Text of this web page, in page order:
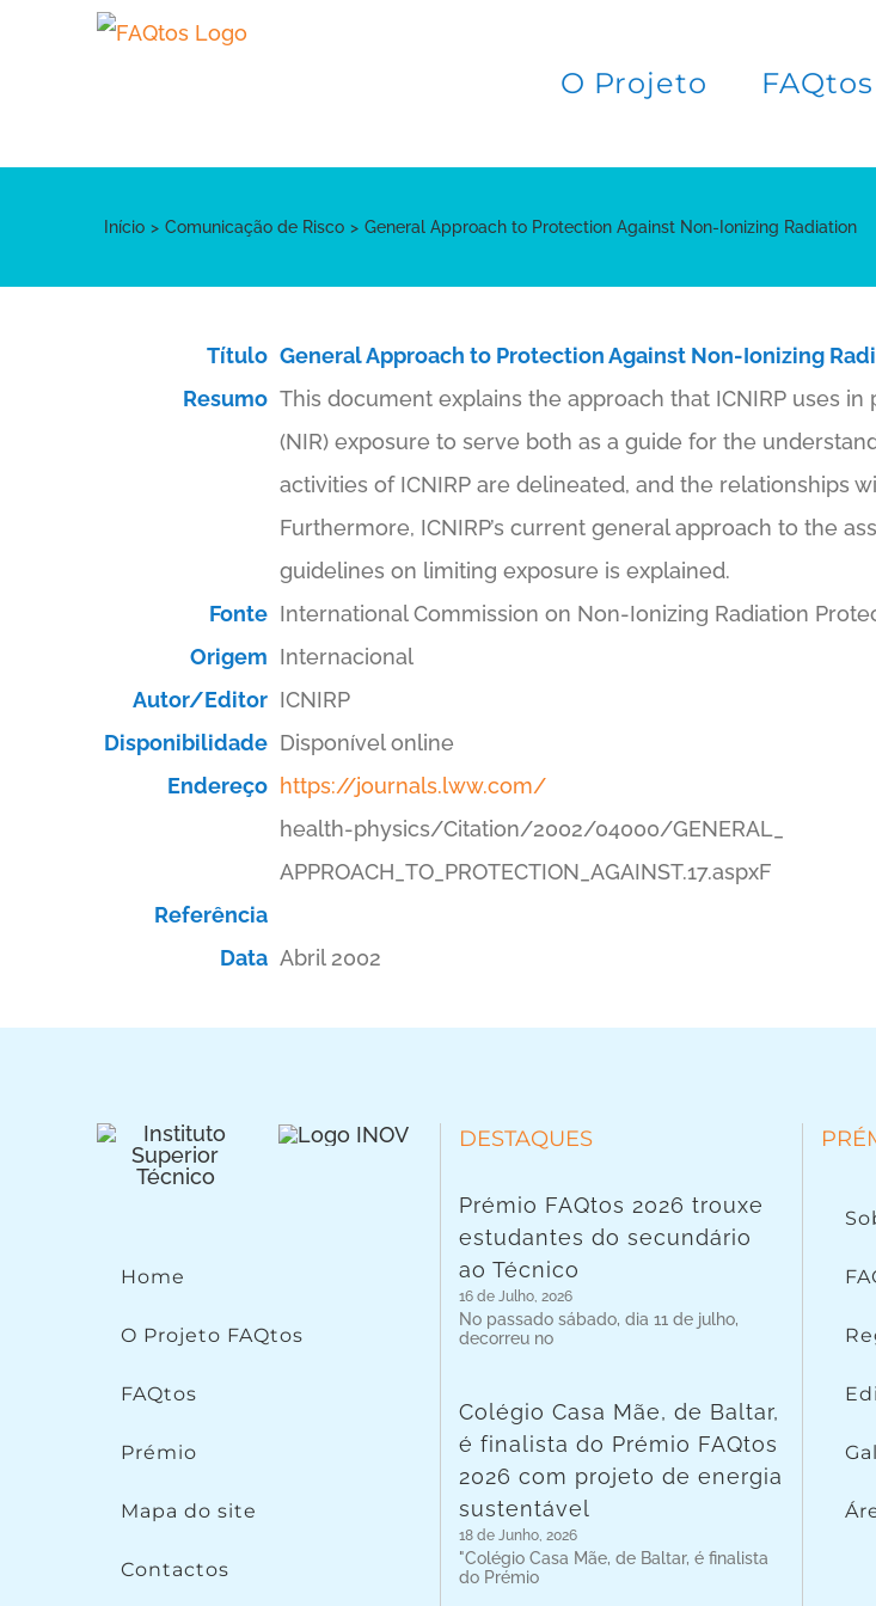
O Projeto FAQtos
Início Comunicação de Risco General Approach to Protection Against Non-Ionizing Radiation
Título General Approach to Protection Against Non-Ionizing
Resumo This document explains the approach that ICNIRP uses
(NIR) exposure to serve both as a guide for the
activities of ICNIRP are delineated, and the relationships
Furthermore, ICNIRP’s current general approach to the
guidelines on limiting exposure is explained.
Fonte International Commission on Non-Ionizing Radiation
Origem Internacional
Autor/Editor ICNIRP
Disponibilidade Disponível online
Endereço https://journals.lww.com/
health-physics/Citation/2002/04000/GENERAL_
APPROACH_TO_PROTECTION_AGAINST.17.aspxF
Referência
Data Abril 2002
Home
O Projeto FAQtos
FAQtos
Prémio
Mapa do site
Contactos
DESTAQUES
Prémio FAQtos 2026 trouxe
estudantes do secundário
ao Técnico
16 de Julho, 2026
No passado sábado, dia 11 de julho,
decorreu no
Colégio Casa Mãe, de Baltar,
é finalista do Prémio FAQtos
2026 com projeto de energia
sustentável
18 de Junho, 2026
"Colégio Casa Mãe, de Baltar, é finalista
do Prémio